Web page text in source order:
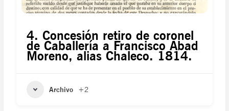
4. Concesión retiro de coronel
de Caballería a Francisco Abad
Moreno, alias Chaleco. 1814.
Archivo +2